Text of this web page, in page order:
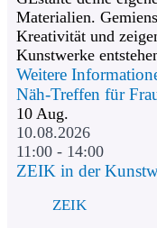
Materialien.
Kreativität und
Kunstwerke
Weitere
Näh-Treffen für
10 Aug.
10.08.2026
11:00 - 14:00
ZEIK in der
ZEIK